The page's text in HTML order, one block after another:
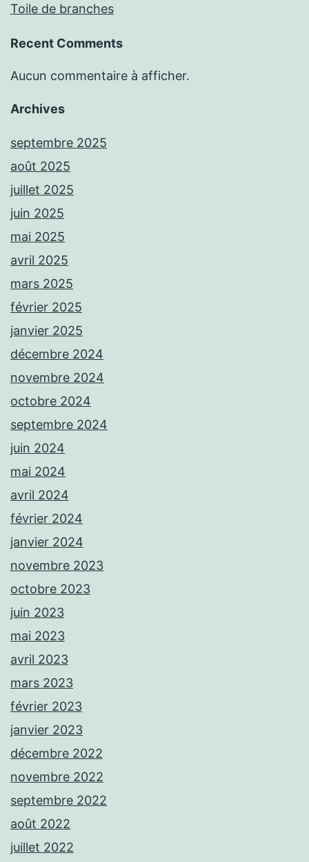
Toile de branches
Recent Comments
Aucun commentaire à afficher.
Archives
septembre 2025
août 2025
juillet 2025
juin 2025
mai 2025
avril 2025
mars 2025
février 2025
janvier 2025
décembre 2024
novembre 2024
octobre 2024
septembre 2024
juin 2024
mai 2024
avril 2024
février 2024
janvier 2024
novembre 2023
octobre 2023
juin 2023
mai 2023
avril 2023
mars 2023
février 2023
janvier 2023
décembre 2022
novembre 2022
septembre 2022
août 2022
juillet 2022